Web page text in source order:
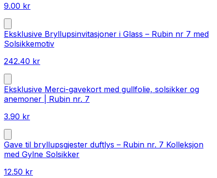
9.00 kr
Eksklusive Bryllupsinvitasjoner i Glass – Rubin nr 7 med
Solsikkemotiv
242.40 kr
Eksklusive Merci-gavekort med gullfolie, solsikker og
anemoner | Rubin nr. 7
3.90 kr
Gave til bryllupsgjester duftlys – Rubin nr. 7 Kolleksjon
med Gylne Solsikker
12.50 kr